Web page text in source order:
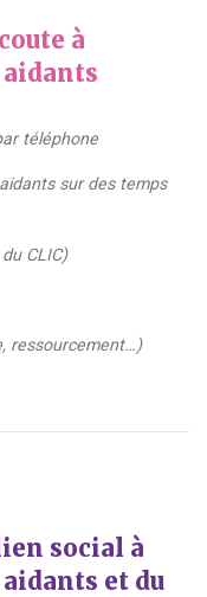
à
téléphone
sur des temps
CLIC)
ressourcement…)
social à
et du